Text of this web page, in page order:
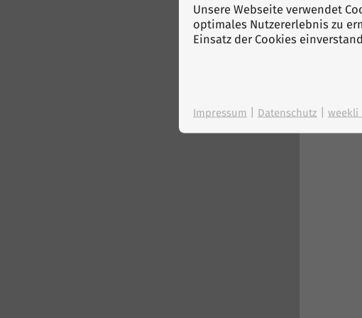
Unsere Webseite verwendet
optimales Nutzererlebnis zu
Einsatz der Cookies
Impressum Datenschutz weekli